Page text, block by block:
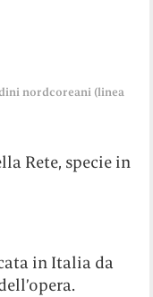
nordcoreani (linea
Rete, specie in
in Italia da